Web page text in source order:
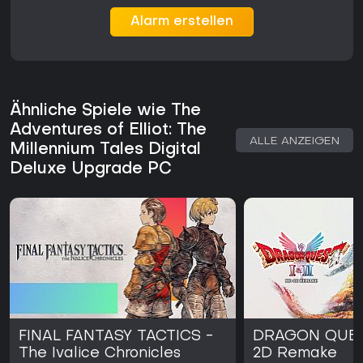
Alarm erstellen
Ähnliche Spiele wie The
Adventures of Elliot: The
Millennium Tales Digital
Deluxe Upgrade PC
ALLE ANZEIGEN
FINAL FANTASY TACTICS -
The Ivalice Chronicles
DRAGON
2D Remake